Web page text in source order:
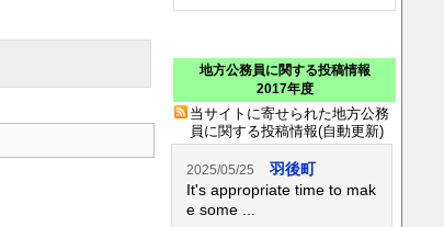
地方公務員に関する投稿情報
2017年度
当サイトに寄せられた地方公務
員に関する投稿情報(自動更新)
2025/05/25
羽後町
It's appropriate time to mak
e some ...